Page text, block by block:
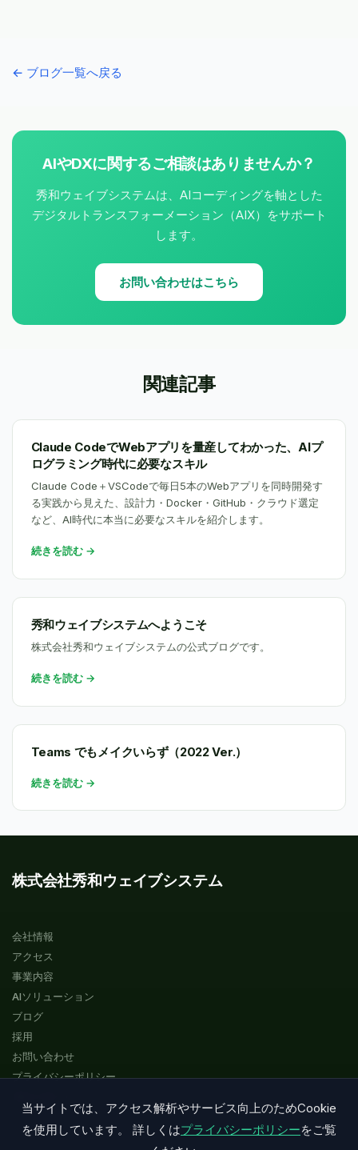
当サイトでは、アクセス解析やサービス向上のためCookie
を使用しています。 詳しくはプライバシーポリシーをご覧
← ブログ一覧へ戻る
AIやDXに関するご相談はありませんか？
秀和ウェイブシステムは、AIコーディングを軸とした
デジタルトランスフォーメーション（AIX）をサポート
します。
お問い合わせはこちら
関連記事
Claude CodeでWebアプリを量産してわかった、AIプ
ログラミング時代に必要なスキル
Claude Code＋VSCodeで毎日5本のWebアプリを同時開発す
る実践から見えた、設計力・Docker・GitHub・クラウド選定
など、AI時代に本当に必要なスキルを紹介します。
続きを読む →
秀和ウェイブシステムへようこそ
株式会社秀和ウェイブシステムの公式ブログです。
続きを読む →
Teams でもメイクいらず（2022 Ver.）
続きを読む →
株式会社秀和ウェイブシステム
会社情報
アクセス
事業内容
AIソリューション
ブログ
採用
お問い合わせ
プライバシーポリシー